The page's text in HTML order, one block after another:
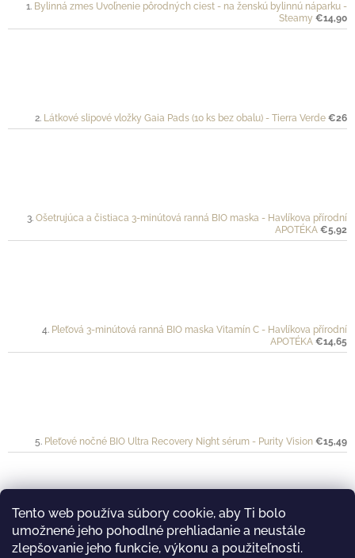
Tento web používa súbory cookie, aby Ti bolo
umožnené jeho pohodlné prehliadanie a neustále
zlepšovanie jeho funkcie, výkonu a použiteľnosti.
Bylinná zmes Uvoľnenie pôrodných ciest - na ženskú bylinnú náparku -
Steamy €14,90
Látkové slipové vložky Gaia Pads (10 ks bez obalu) - Tierra Verde €26
Ošetrujúca a čistiaca 3-minútová ranná BIO maska - Havlíkova přírodní
APOTÉKA €5,92
Pleťová 3-minútová ranná BIO maska Vitamín C - Havlíkova přírodní
APOTÉKA €14,65
Pleťové nočné BIO Ultra Recovery Night sérum - Purity Vision €15,49
Ochranný krém pre športovkyne a športovcov VÉLO - Mylo